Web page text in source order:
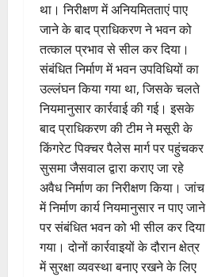
था। निरीक्षण में अनियमितताएं पाए
जाने के बाद प्राधिकरण ने भवन को
तत्काल प्रभाव से सील कर दिया।
संबंधित निर्माण में भवन उपविधियों का
उल्लंघन किया गया था, जिसके चलते
नियमानुसार कार्रवाई की गई। इसके
बाद प्राधिकरण की टीम ने मसूरी के
किंगरेट पिक्चर पैलेस मार्ग पर पहुंचकर
सुसमा जैसवाल द्वारा कराए जा रहे
अवैध निर्माण का निरीक्षण किया। जांच
में निर्माण कार्य नियमानुसार न पाए जाने
पर संबंधित भवन को भी सील कर दिया
गया। दोनों कार्रवाइयों के दौरान क्षेत्र
में सुरक्षा व्यवस्था बनाए रखने के लिए